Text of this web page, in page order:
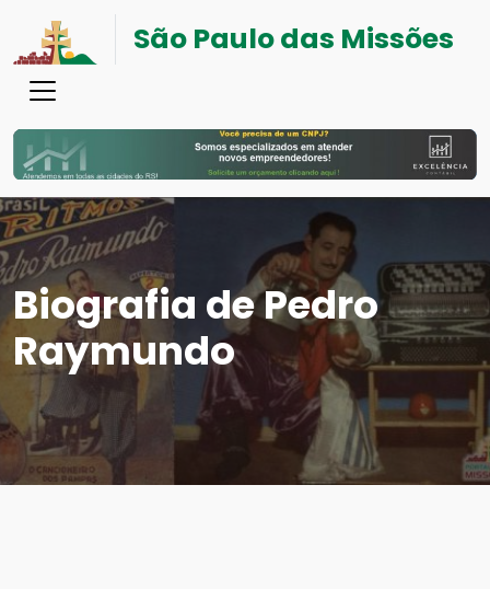
São Paulo das Missões
Biografia de Pedro
Raymundo